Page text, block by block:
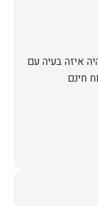
איזה בעיה עם
חינם